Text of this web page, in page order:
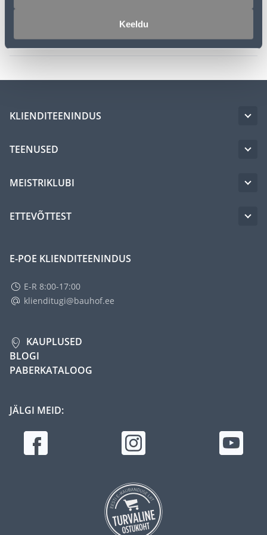
Keeldu
Transport
KLIENDITEENINDUS
TEENUSED
MEISTRIKLUBI
ETTEVÕTTEST
E-POE KLIENDITEENINDUS
E-R 8:00-17:00
klienditugi@bauhof.ee
KAUPLUSED
BLOGI
PABERKATALOOG
JÄLGI MEID: